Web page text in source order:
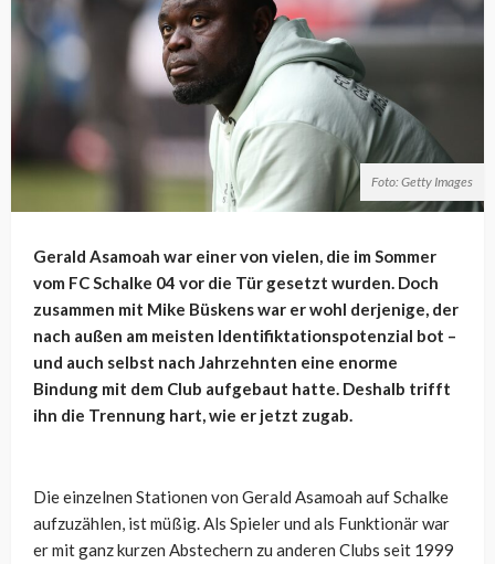
Foto: Getty Images
Gerald Asamoah war einer von vielen, die im Sommer
vom FC Schalke 04 vor die Tür gesetzt wurden. Doch
zusammen mit Mike Büskens war er wohl derjenige, der
nach außen am meisten Identifiktationspotenzial bot –
und auch selbst nach Jahrzehnten eine enorme
Bindung mit dem Club aufgebaut hatte. Deshalb trifft
ihn die Trennung hart, wie er jetzt zugab.
Die einzelnen Stationen von Gerald Asamoah auf Schalke
aufzuzählen, ist müßig. Als Spieler und als Funktionär war
er mit ganz kurzen Abstechern zu anderen Clubs seit 1999